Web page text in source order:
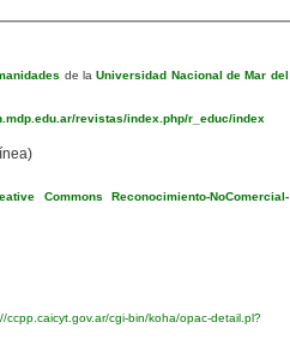
de la Universidad Nacional de Mar del
revistas/index.php/r_educ/index
Commons Reconocimiento-NoComercial-
ccpp.caicyt.gov.ar/cgi-bin/koha/opac-detail.pl?